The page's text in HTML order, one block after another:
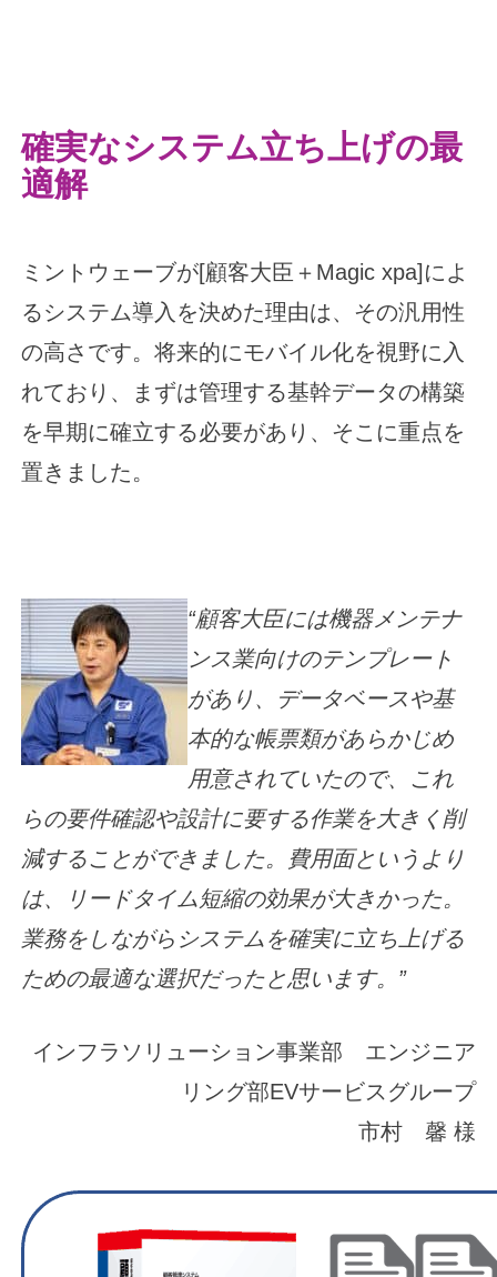
確実なシステム立ち上げの最
適解
ミントウェーブが[顧客大臣＋Magic xpa]によ
るシステム導入を決めた理由は、その汎用性
の高さです。将来的にモバイル化を視野に入
れており、まずは管理する基幹データの構築
を早期に確立する必要があり、そこに重点を
置きました。
“顧客大臣には機器メンテナ
ンス業向けのテンプレート
があり、データベースや基
本的な帳票類があらかじめ
用意されていたので、これ
らの要件確認や設計に要する作業を大きく削
減することができました。費用面というより
は、リードタイム短縮の効果が大きかった。
業務をしながらシステムを確実に立ち上げる
ための最適な選択だったと思います。”
インフラソリューション事業部 エンジニア
リング部EVサービスグループ
市村 馨 様